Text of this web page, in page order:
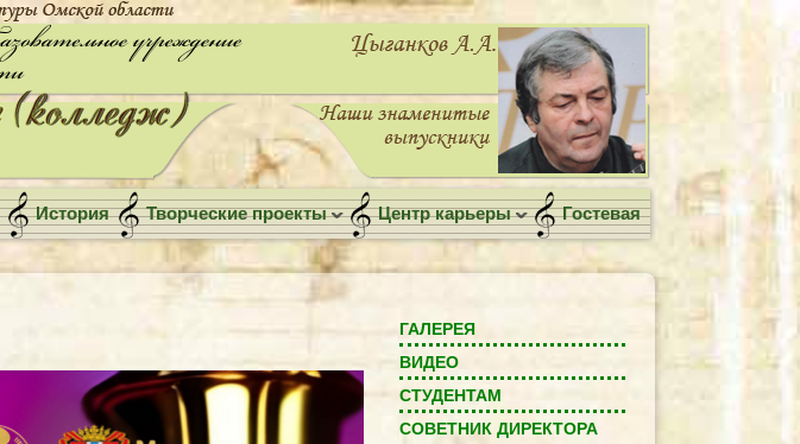
История Творческие проекты Центр карьеры Гостевая
ГАЛЕРЕЯ
ВИДЕО
СТУДЕНТАМ
СОВЕТНИК ДИРЕКТОРА